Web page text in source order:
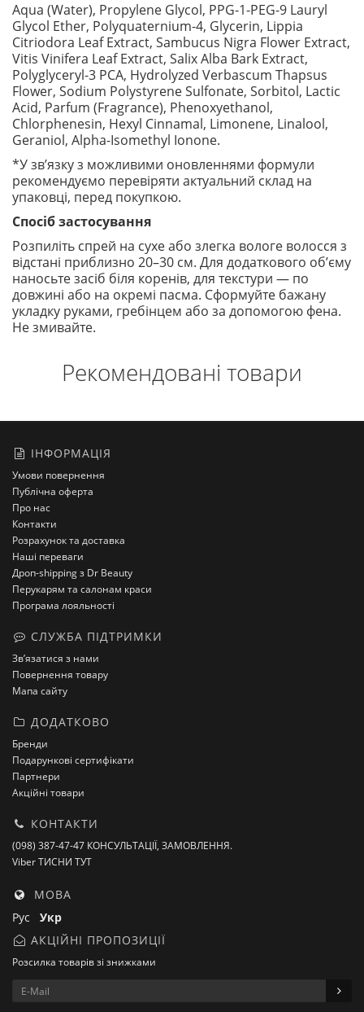
Aqua (Water), Propylene Glycol, PPG-1-PEG-9 Lauryl
Glycol Ether, Polyquaternium-4, Glycerin, Lippia
Citriodora Leaf Extract, Sambucus Nigra Flower Extract,
Vitis Vinifera Leaf Extract, Salix Alba Bark Extract,
Polyglyceryl-3 PCA, Hydrolyzed Verbascum Thapsus
Flower, Sodium Polystyrene Sulfonate, Sorbitol, Lactic
Acid, Parfum (Fragrance), Phenoxyethanol,
Chlorphenesin, Hexyl Cinnamal, Limonene, Linalool,
Geraniol, Alpha-Isomethyl Ionone.
*У зв’язку з можливими оновленнями формули
рекомендуємо перевіряти актуальний склад на
упаковці, перед покупкою.
Спосіб застосування
Розпиліть спрей на сухе або злегка вологе волосся з
відстані приблизно 20–30 см. Для додаткового об’єму
наносьте засіб біля коренів, для текстури — по
довжині або на окремі пасма. Сформуйте бажану
укладку руками, гребінцем або за допомогою фена.
Не змивайте.
Рекомендовані товари
ІНФОРМАЦІЯ
Умови повернення
Публічна оферта
Про нас
Контакти
Розрахунок та доставка
Наші переваги
Дроп-shipping з Dr Beauty
Перукарям та салонам краси
Програма лояльності
СЛУЖБА ПІДТРИМКИ
Зв’язатися з нами
Повернення товару
Мапа сайту
ДОДАТКОВО
Бренди
Подарункові сертифікати
Партнери
Акційні товари
КОНТАКТИ
(098) 387-47-47 КОНСУЛЬТАЦІЇ, ЗАМОВЛЕННЯ.
Viber ТИСНИ ТУТ
МОВА
Рус Укр
АКЦІЙНІ ПРОПОЗИЦІЇ
Розсилка товарів зі знижками